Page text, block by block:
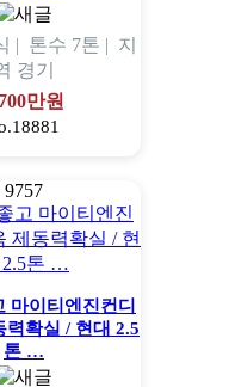
| 톤수 7톤 | 지
경기
만원
9757
마이티엔진컨디
력확실 / 현대 2.5
톤 …